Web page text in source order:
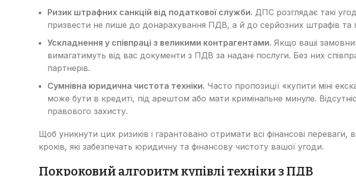
Ризик штрафних санкцій від податкової служби. ДПС розглядає такі
призвести не лише до донарахування ПДВ, а й до серйозних штрафів та
Ускладнення у співпраці з великими контрагентами. Якщо ваші
вимагатимуть від вас документи з ПДВ за надані послуги. Без них
партнерів.
Сумнівна юридична чистота техніки. Часто пропозиції «купити міні
може бути в кредиті, під арештом або мати кримінальне минуле.
правового захисту.
Щоб уникнути цих ризиків і гарантовано отримати всі фінансові
кроків, які забезпечать юридичну та фінансову чистоту вашої угоди.
Покроковий алгоритм купівлі техніки з ПДВ